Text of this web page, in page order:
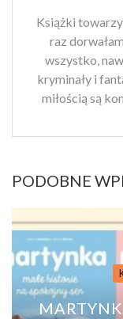
Książki
raz
wszystko,
kryminały i
miłością są
PODOBNE